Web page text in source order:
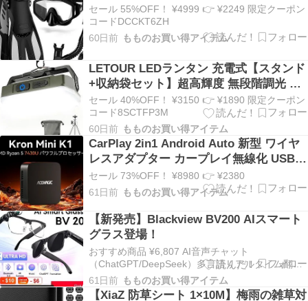
セール 55%OFF！ ¥4999 👉 ¥2249 限定クーポン
コードDCCKT6ZH
60日前 もものお買い得アイテム
LETOUR LEDランタン 充電式【スタンド
+収納袋セット】超高輝度 無段階調光 三
色温&SOS点滅 マグネット付き 4000mAh
大容量 Type-C充電 LED残量表示 フック
付き
セール 40%OFF！ ¥3150 👉 ¥1890 限定クーポン
コード8SCTFP3M
60日前 もものお買い得アイテム
CarPlay 2in1 Android Auto 新型 ワイヤ
レスアダプター カープレイ無線化 USB-A
対応 自動接続 Bluetooth 5GWiFi ナビ
セール 73%OFF！ ¥8980 👉 ¥2380
61日前 もものお買い得アイテム
【新発売】Blackview BV200 AIスマート
グラス登場！
おすすめ商品 ¥6,807 AI音声チャット
（ChatGPT/DeepSeek）多言語リアルタイム翻訳
AI画像認識Sony 800万画素/4K撮影/32GB内蔵HiFi
開放型スピーカー/ENCノイズキャンセリング
61日前 もものお買い得アイテム
【XiaZ 防草シート 1×10M】梅雨の雑草対